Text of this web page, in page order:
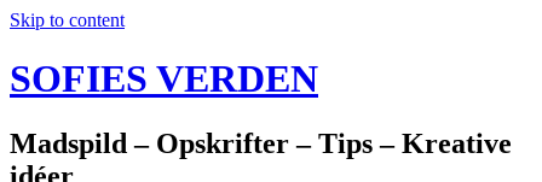
Skip to content
SOFIES VERDEN
Madspild – Opskrifter – Tips – Kreative